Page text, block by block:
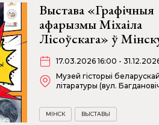
Выстава «Графічныя
афарызмы Міхаіла
Лісоўскага» ў
17.03.2026 16:00 -
Музей гісторыі беларускай
літаратуры (вул.
МІНСК ВЫСТАВЫ